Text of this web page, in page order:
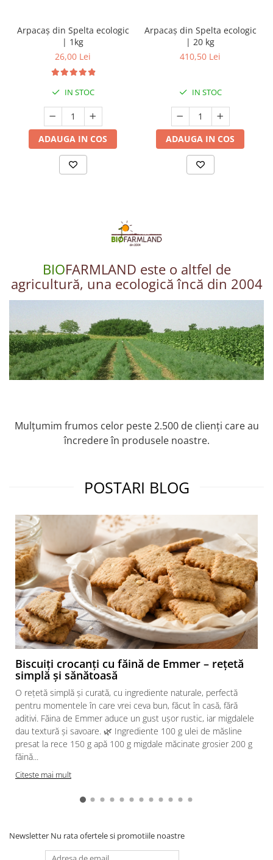
Arpacaș din Spelta ecologic
| 1kg
26,00 Lei
IN STOC
ADAUGA IN COS
Arpacaș din Spelta ecologic
| 20 kg
410,50 Lei
IN STOC
ADAUGA IN COS
BIOFARMLAND este o altfel de
agricultură, una ecologică încă din 2004
Mulțumim frumos celor peste 2.500 de clienți care au
încredere în produsele noastre.
POSTARI BLOG
Biscuiți crocanți cu făină de Emmer – rețetă
simplă și sănătoasă
O rețetă simplă și curată, cu ingrediente naturale, perfectă
pentru momentele în care vrei ceva bun, făcut în casă, fără
aditivi. Făina de Emmer aduce un gust ușor rustic, iar migdalele
dau textură și savoare. 🌿 Ingrediente 100 g ulei de măsline
presat la rece 150 g apă 100 g migdale măcinate grosier 200 g
făină...
Citeste mai mult
Newsletter Nu rata ofertele si promotiile noastre